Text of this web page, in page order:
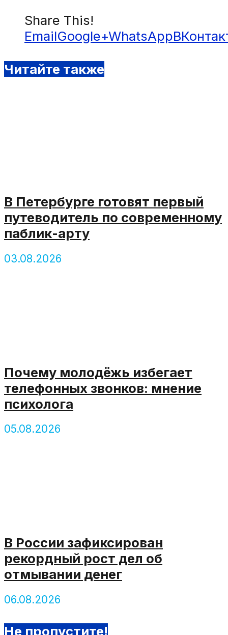
Share This!
EmailGoogle+WhatsApp
Читайте также
В Петербурге готовят первый
путеводитель по современному
паблик-арту
03.08.2026
Почему молодёжь избегает
телефонных звонков: мнение
психолога
05.08.2026
В России зафиксирован
рекордный рост дел об
отмывании денег
06.08.2026
Не пропустите!